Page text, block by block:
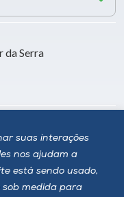
suas interações
nos ajudam a
está sendo usado,
medida para
da Serra